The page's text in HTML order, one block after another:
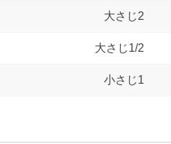
大さじ2
大さじ1/2
小さじ1